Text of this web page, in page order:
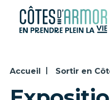
Panneau de gestion des
Accueil Sortir en